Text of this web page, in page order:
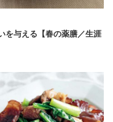
を与える【春の薬膳／生涯